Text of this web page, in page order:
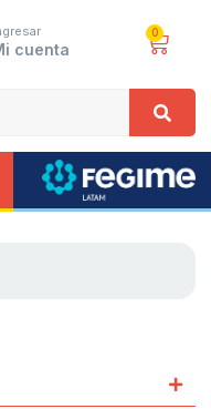
cuenta
0